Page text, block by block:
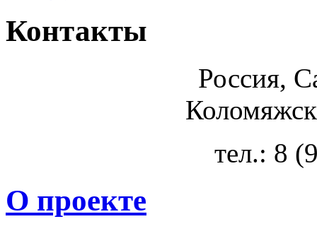
Контакты
Россия,
тел.: 8
О проекте